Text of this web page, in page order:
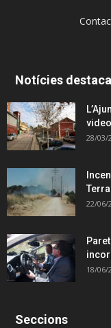
Notícies
28/03/
22/06/
18/06/
Seccions